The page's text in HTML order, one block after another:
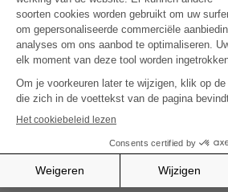
toepast om onopgeloste vragen
transcriptionele en
beantwoorden in genetisch
momenteel ongeclassificeerd
hopen we via de verkregen
regulatie de onderliggende
ontrafelen, wat leidt tot
en effectievere
patiënten met sarcoma.